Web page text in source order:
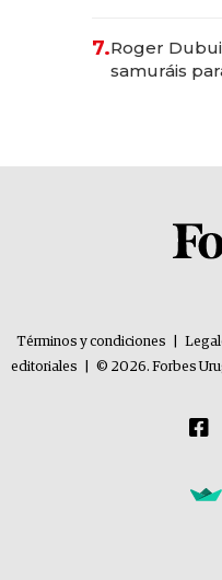
rol de la IA
7.Roger
samuráis
Términos y condiciones
editoriales
© 2026. Forbes